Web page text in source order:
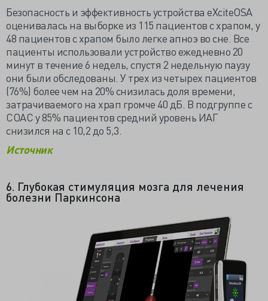
Безопасность и эффективность устройства eXciteOSA
оценивалась на выборке из 115 пациентов с храпом, у
48 пациентов с храпом было легке апноэ во сне. Все
пациенты использовали устройство ежедневно 20
минут в течение 6 недель, спустя 2 недельную паузу
они были обследованы. У трех из четырех пациентов
(76%) более чем на 20% снизилась доля времени,
затрачиваемого на храп громче 40 дБ. В подгруппе с
СОАС у 85% пациентов средний уровень ИАГ
снизился на с 10,2 до 5,3.
Источник
6. Глубокая стимуляция мозга для лечения
болезни Паркинсона